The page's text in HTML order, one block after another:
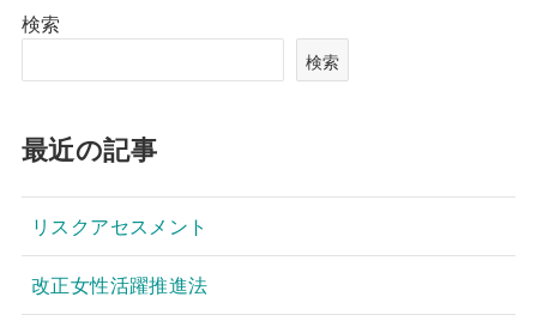
検索
検索
最近の記事
リスクアセスメント
改正女性活躍推進法